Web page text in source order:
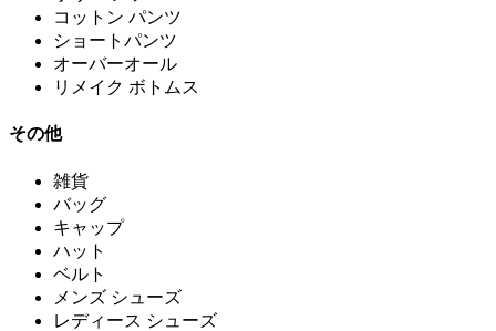
コットン パンツ
ショートパンツ
オーバーオール
リメイク ボトムス
その他
雑貨
バッグ
キャップ
ハット
ベルト
メンズ シューズ
レディース シューズ